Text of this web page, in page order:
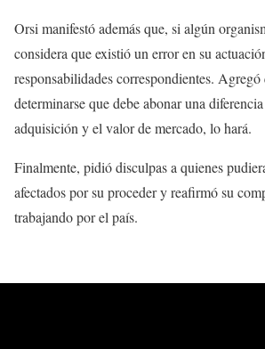
Orsi manifestó además que, si algún
considera que existió un error en su
responsabilidades correspondientes. Agregó
determinarse que debe abonar una
adquisición y el valor de mercado, lo hará.
Finalmente, pidió disculpas a quienes
afectados por su proceder y reafirmó su
trabajando por el país.